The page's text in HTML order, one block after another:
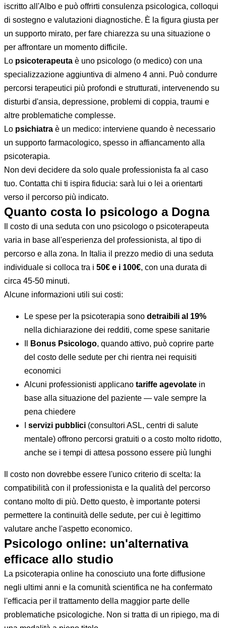
iscritto all'Albo e può offrirti consulenza psicologica, colloqui
di sostegno e valutazioni diagnostiche. È la figura giusta per
un supporto mirato, per fare chiarezza su una situazione o
per affrontare un momento difficile.
Lo psicoterapeuta è uno psicologo (o medico) con una
specializzazione aggiuntiva di almeno 4 anni. Può condurre
percorsi terapeutici più profondi e strutturati, intervenendo su
disturbi d'ansia, depressione, problemi di coppia, traumi e
altre problematiche complesse.
Lo psichiatra è un medico: interviene quando è necessario
un supporto farmacologico, spesso in affiancamento alla
psicoterapia.
Non devi decidere da solo quale professionista fa al caso
tuo. Contatta chi ti ispira fiducia: sarà lui o lei a orientarti
verso il percorso più indicato.
Quanto costa lo psicologo a Dogna
Il costo di una seduta con uno psicologo o psicoterapeuta
varia in base all'esperienza del professionista, al tipo di
percorso e alla zona. In Italia il prezzo medio di una seduta
individuale si colloca tra i 50€ e i 100€, con una durata di
circa 45-50 minuti.
Alcune informazioni utili sui costi:
Le spese per la psicoterapia sono detraibili al 19%
nella dichiarazione dei redditi, come spese sanitarie
Bonus Psicologo, quando attivo, può coprire parte
del costo delle sedute per chi rientra nei requisiti
economici
Alcuni professionisti applicano tariffe agevolate in
base alla situazione del paziente — vale sempre la
pena chiedere
servizi pubblici (consultori ASL, centri di salute
mentale) offrono percorsi gratuiti o a costo molto ridotto,
anche se i tempi di attesa possono essere più lunghi
Il costo non dovrebbe essere l'unico criterio di scelta: la
compatibilità con il professionista e la qualità del percorso
contano molto di più. Detto questo, è importante potersi
permettere la continuità delle sedute, per cui è legittimo
valutare anche l'aspetto economico.
Psicologo online: un'alternativa
efficace allo studio
La psicoterapia online ha conosciuto una forte diffusione
negli ultimi anni e la comunità scientifica ne ha confermato
l'efficacia per il trattamento della maggior parte delle
problematiche psicologiche. Non si tratta di un ripiego, ma di